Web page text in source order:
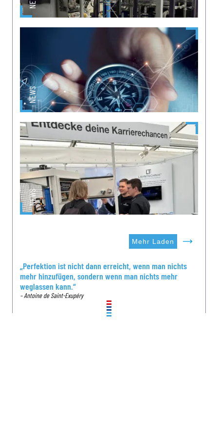
NEWS
NEWS
Mehr Laden
„Perfektion ist nicht dann erreicht, wenn man nichts
mehr hinzufügen, sondern wenn man nichts mehr
weglassen kann.“
– Antoine de Saint-Exupéry